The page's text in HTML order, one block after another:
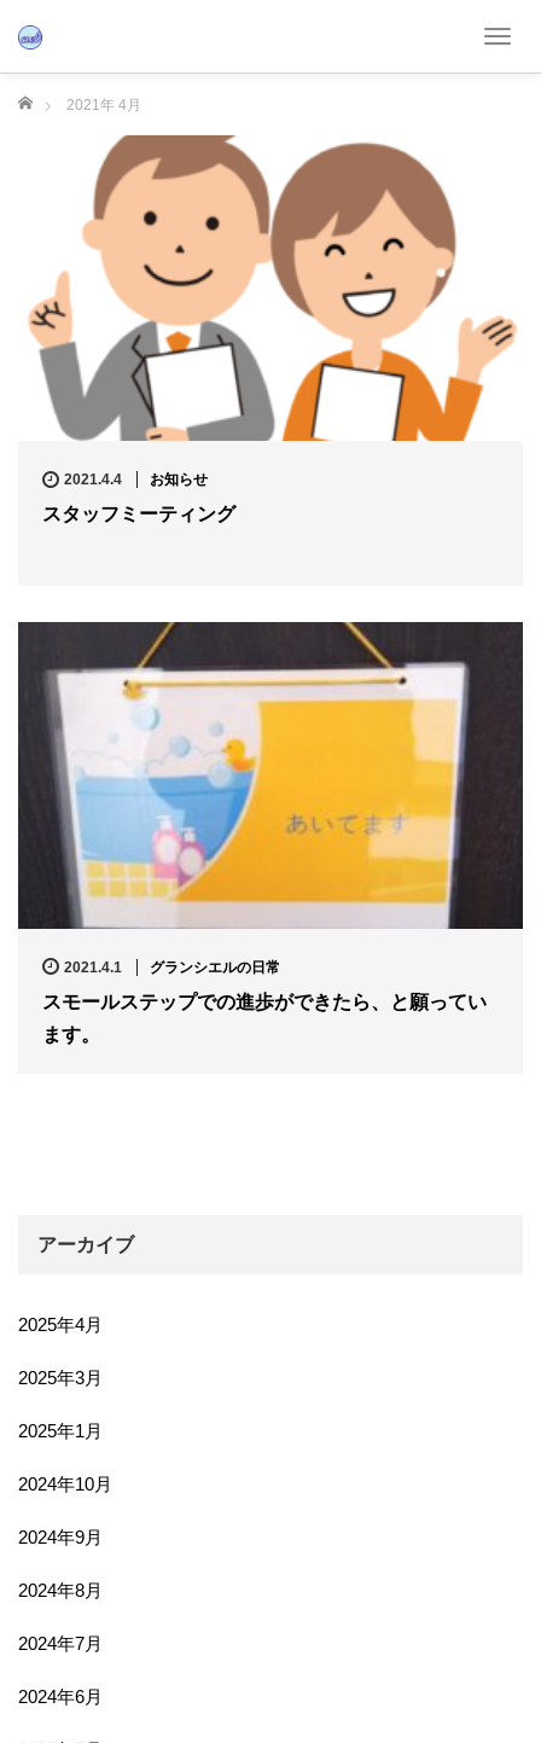
T
a
t
ホーム 2021年 4月
2021.4.4 お知らせ
スタッフミーティング
2021.4.1 グランシエルの日常
スモールステップでの進歩ができたら、と願ってい
ます。
アーカイブ
2025年4月
2025年3月
2025年1月
2024年10月
2024年9月
2024年8月
2024年7月
2024年6月